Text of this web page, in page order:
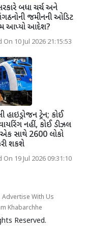
સરકારે બધા ચર્ચ અને
જમીનની ઓડિટ
આપ્યો આદેશ?
10 Jul 2026 21:15:53
હાઇડ્રોજન ટ્રેન; કોઈ
નહીં, કોઈ ડીઝલ
એક સાથે 2600 લોકો
શકશે
19 Jul 2026 09:31:10
Advertise With Us
Khabarchhe
Reserved.